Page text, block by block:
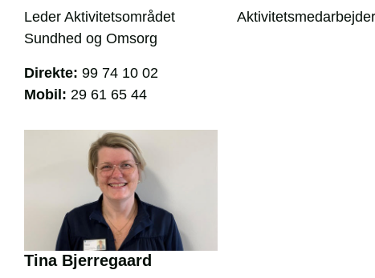
Leder Aktivitetsområdet
Sundhed og Omsorg
Direkte: 99 74 10 02
Mobil: 29 61 65 44
Aktivitetsmedarbejder
Tina Bjerregaard